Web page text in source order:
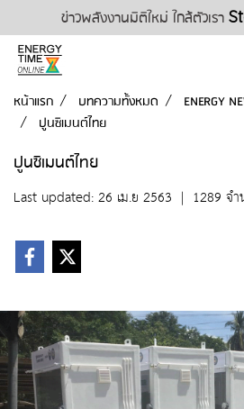
ข่าวพลังงานมิติใหม่ ใกล้ตัวเรา
หน้าแรก บทความทั้งหมด
ENERGY
ปูนซิเมนต์ไทย
ปูนซิเมนต์ไทย
Last updated: 26 เม.ย 2563 | 1289 จำ